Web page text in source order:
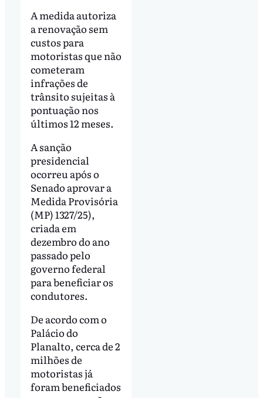
A medida autoriza
a renovação sem
custos para
motoristas que não
cometeram
infrações de
trânsito sujeitas à
pontuação nos
últimos 12 meses.
A sanção
presidencial
ocorreu após o
Senado aprovar a
Medida Provisória
(MP) 1327/25),
criada em
dezembro do ano
passado pelo
governo federal
para beneficiar os
condutores.
De acordo com o
Palácio do
Planalto, cerca de 2
milhões de
motoristas já
foram beneficiados